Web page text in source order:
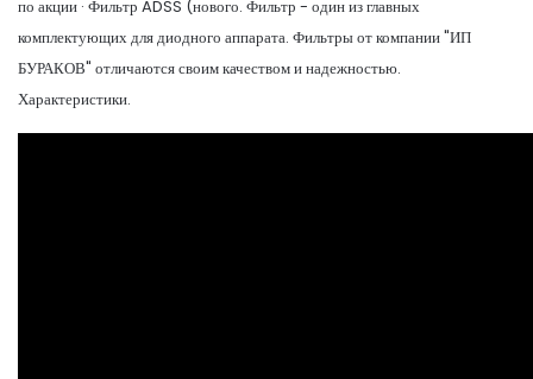
по акции · Фильтр ADSS (нового. Фильтр - один из главных
комплектующих для диодного аппарата. Фильтры от компании "ИП
БУРАКОВ" отличаются своим качеством и надежностью.
Характеристики.